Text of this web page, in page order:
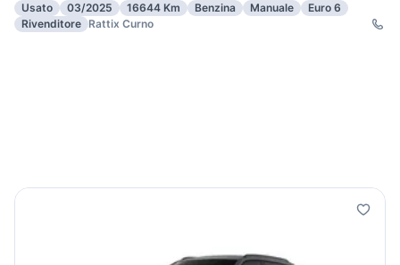
Usato
03/2025 16644 Km Benzina Manuale
Euro 6
Rivenditore Rattix Curno